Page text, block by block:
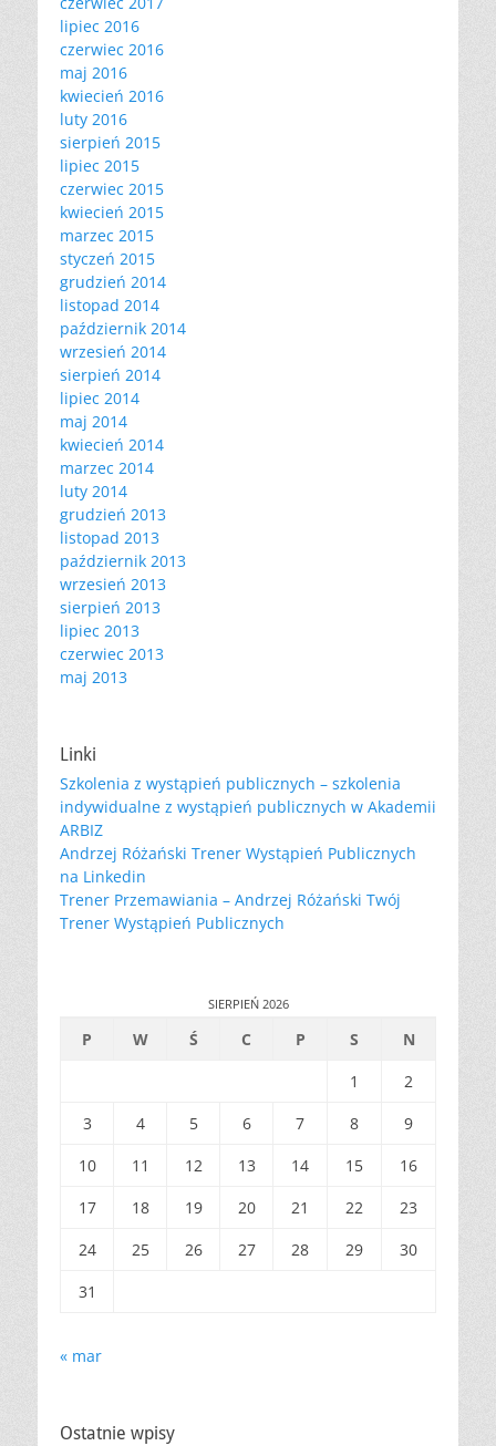
lipiec 2016
czerwiec 2016
maj 2016
kwiecień 2016
luty 2016
sierpień 2015
lipiec 2015
czerwiec 2015
kwiecień 2015
marzec 2015
styczeń 2015
grudzień 2014
listopad 2014
październik 2014
wrzesień 2014
sierpień 2014
lipiec 2014
maj 2014
kwiecień 2014
marzec 2014
luty 2014
grudzień 2013
listopad 2013
październik 2013
wrzesień 2013
sierpień 2013
lipiec 2013
czerwiec 2013
maj 2013
Linki
Szkolenia z wystąpień publicznych – szkolenia
indywidualne z wystąpień publicznych w Akademii
ARBIZ
Andrzej Różański Trener Wystąpień Publicznych
na Linkedin
Trener Przemawiania – Andrzej Różański Twój
Trener Wystąpień Publicznych
SIERPIEŃ 2026
P W Ś C P S
N
1
2
3
4 5 6 7 8
9
10
11 12 13 14 15
16
17
18 19 20 21 22
23
24
25 26 27 28 29
30
31
« mar
Ostatnie wpisy